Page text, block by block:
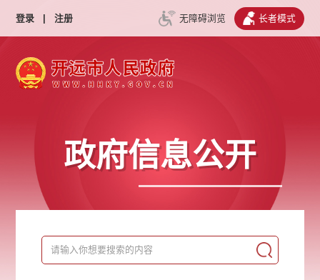
登录 | 注册 无障碍浏览 长者模式
政府信息公开